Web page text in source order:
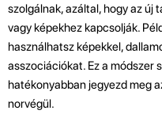
szolgálnak, azáltal, hogy az
vagy képekhez kapcsolják.
használhatsz képekkel,
asszociációkat. Ez a módszer
hatékonyabban jegyezd meg
norvégül.